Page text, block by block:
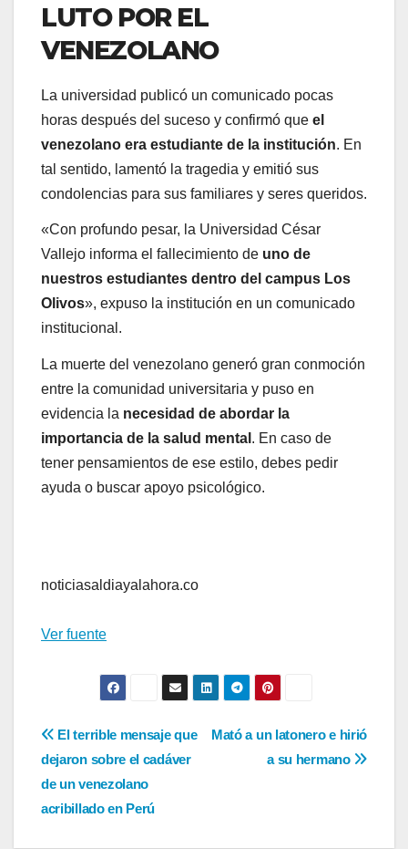
LUTO POR EL
VENEZOLANO
La universidad publicó un comunicado pocas
horas después del suceso y confirmó que el
venezolano era estudiante de la institución. En
tal sentido, lamentó la tragedia y emitió sus
condolencias para sus familiares y seres queridos.
«Con profundo pesar, la Universidad César
Vallejo informa el fallecimiento de uno de
nuestros estudiantes dentro del campus Los
Olivos», expuso la institución en un comunicado
institucional.
La muerte del venezolano generó gran conmoción
entre la comunidad universitaria y puso en
evidencia la necesidad de abordar la
importancia de la salud mental . En caso de
tener pensamientos de ese estilo, debes pedir
ayuda o buscar apoyo psicológico.
noticiasaldiayalahora.co
Ver fuente
Navegación
de
entradas
Mató a un latonero e hirió
a su hermano
El terrible mensaje que
dejaron sobre el cadáver
de un venezolano
acribillado en Perú